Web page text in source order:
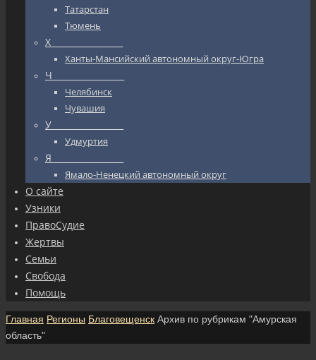
Татарстан
Тюмень
Х_________________
Ханты-Мансийский автономный округ-Югра
Ч_________________
Челябинск
Чувашия
У_________________
Удмуртия
Я_________________
Ямало-Ненецкий автономный округ
О сайте
Узники
ПравоСудие
Жертвы
Семьи
Свобода
Помощь
Главная Регионы Благовещенск Архив по рубрикам "Амурская
область"